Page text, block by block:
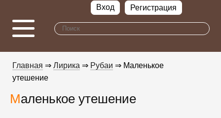
Вход Регистрация
Главная ⇒ Лирика ⇒ Рубаи ⇒ Маленькое
утешение
Маленькое утешение